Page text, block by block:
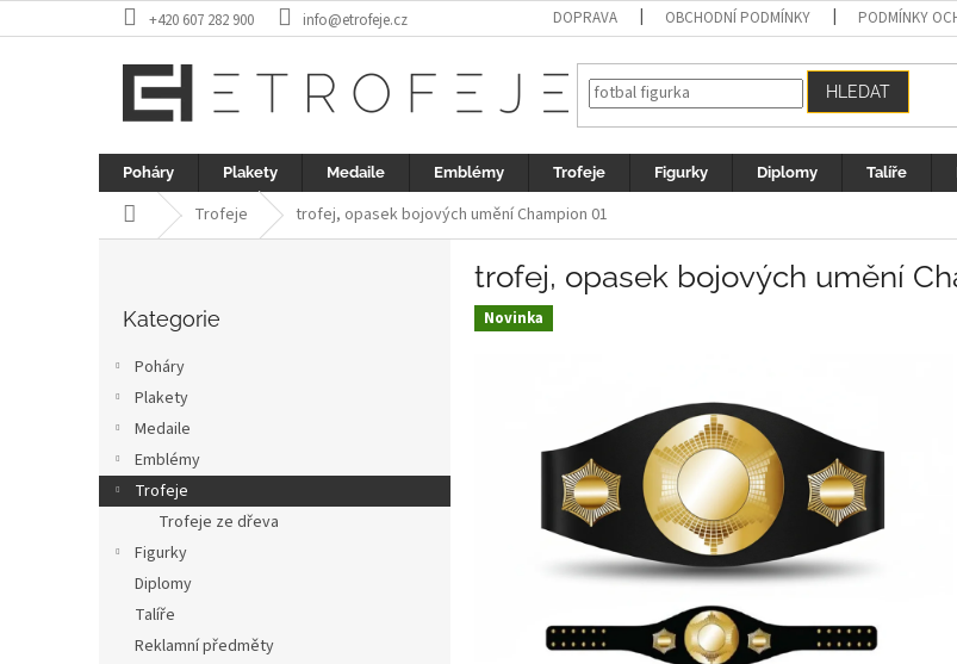
na
+420 607 282 900 info@etrofeje.cz DOPRAVA OBCHODNÍ PODMÍNKY PODMÍNKY
HLEDAT
Poháry Plakety Medaile Emblémy Trofeje Figurky Diplomy Talíře
Domů Trofeje trofej, opasek bojových umění Champion 01
a
kategorie
Kategorie
Poháry
Plakety
Medaile
Emblémy
Trofeje
Trofeje ze dřeva
Figurky
Diplomy
Talíře
Reklamní předměty
trofej, opasek bojových umění
Novinka